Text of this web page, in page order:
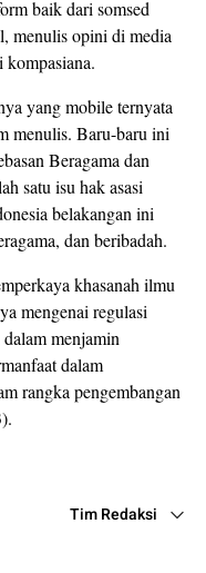
baik dari somsed
menulis opini di media
yang mobile ternyata
menulis. Baru-baru ini
Beragama dan
satu isu hak asasi
belakangan ini
dan beribadah.
khasanah ilmu
mengenai regulasi
menjamin
dalam
rangka pengembangan
Tim Redaksi